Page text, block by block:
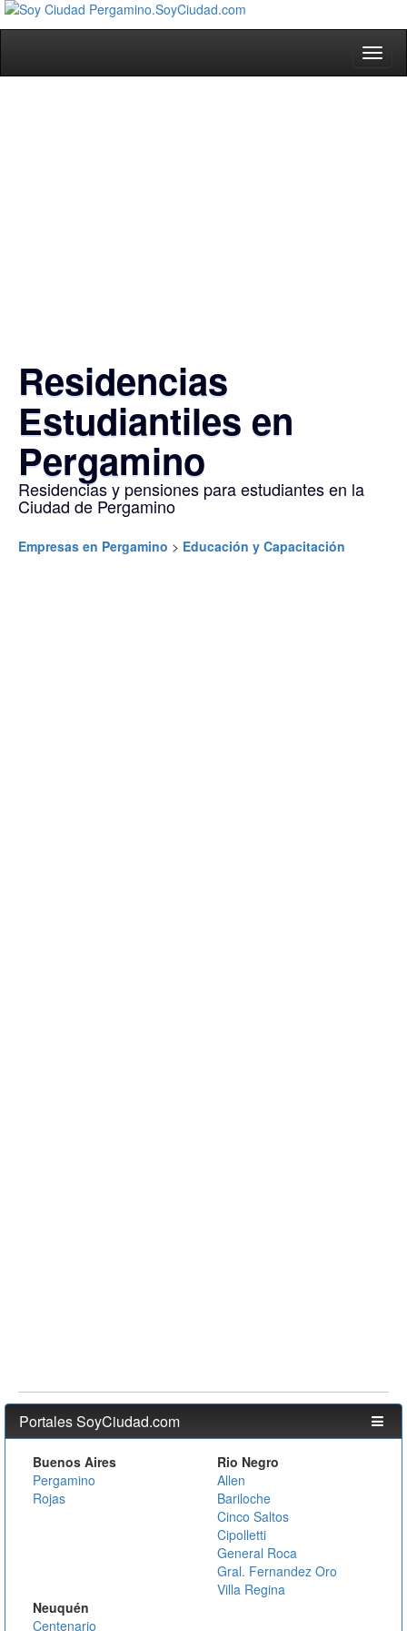
Residencias
Estudiantiles en
Pergamino
Residencias y pensiones para estudiantes en la
Ciudad de Pergamino
Empresas en Pergamino > Educación y Capacitación
Portales SoyCiudad.com
Buenos Aires
Pergamino
Rojas
Rio Negro
Allen
Bariloche
Cinco Saltos
Cipolletti
General Roca
Gral. Fernandez Oro
Villa Regina
Neuquén
Centenario